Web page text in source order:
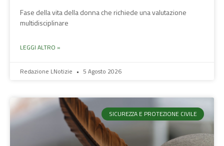
Fase della vita della donna che richiede una valutazione
multidisciplinare
LEGGI ALTRO »
Redazione LNotizie 5 Agosto 2026
SICUREZZA E PROTEZIONE CIVILE